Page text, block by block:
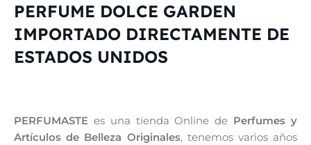
PERFUME DOLCE GARDEN
IMPORTADO DIRECTAMENTE DE
ESTADOS UNIDOS
PERFUMASTE es una tienda Online de Perfumes y
Artículos de Belleza Originales, tenemos varios años